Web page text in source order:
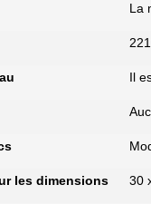
La
Il
les dimensions 30